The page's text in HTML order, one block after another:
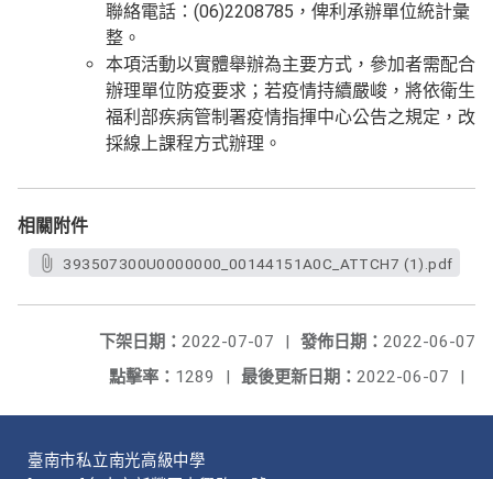
聯絡電話：(06)2208785，俾利承辦單位統計彙
整。
本項活動以實體舉辦為主要方式，參加者需配合
辦理單位防疫要求；若疫情持續嚴峻，將依衛生
福利部疾病管制署疫情指揮中心公告之規定，改
採線上課程方式辦理。
相關附件
393507300U0000000_00144151A0C_ATTCH7 (1).pdf
發佈日期： 2022-06-07
下架日期： 2022-07-07
|
最後更新日期： 2022-06-07 |
點擊率： 1289 |
臺南市私立南光高級中學